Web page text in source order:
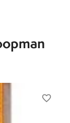
favorite_border